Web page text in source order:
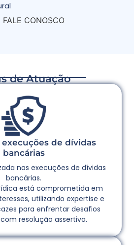
FALE CONOSCO
de Atuação
execuções de dívidas
bancárias
nas execuções de dívidas
bancárias.
está comprometida em
utilizando expertise e
para enfrentar desafios
resolução assertiva.